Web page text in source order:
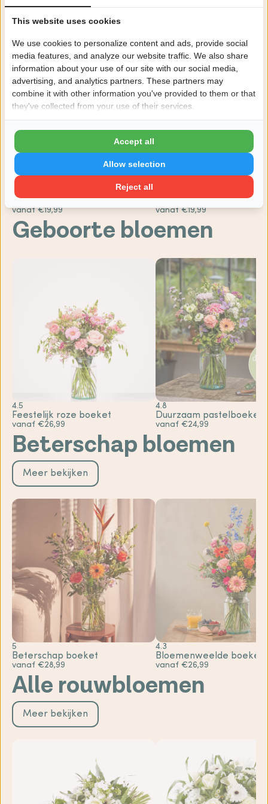
Bekijk alle veldboeketten
4.6
Bont geplukt boeket
vanaf €19,99
Warme groet boeket
vanaf €19,99
Geboorte bloemen
4.5
Feestelijk roze boeket
vanaf €26,99
4.8
Duurzaam pastelboeket
vanaf €24,99
Beterschap bloemen
Meer bekijken
5
Beterschap boeket
vanaf €28,99
4.3
Bloemenweelde boeket
vanaf €26,99
Alle rouwbloemen
Meer bekijken
This website uses cookies
We use cookies to personalize content and ads, provide social
media features, and analyze our website traffic. We also share
information about your use of our site with our social media,
advertising, and analytics partners. These partners may
combine it with other information you've provided to them or that
they've collected from your use of their services.
Reject all
Allow selection
Accept all